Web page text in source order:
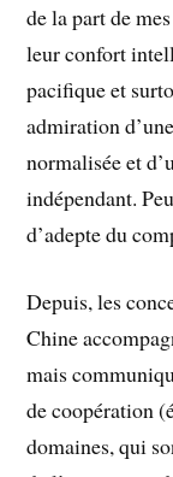
de la part de
leur confort
pacifique et
admiration
normalisée et
indépendant.
d’adepte du
Depuis, les
Chine
mais
de coopération
domaines, qui